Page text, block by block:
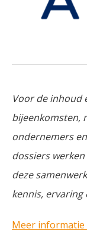
Voor de inhoud
bijeenkomsten,
ondernemers
dossiers
deze
kennis, ervaring
Meer